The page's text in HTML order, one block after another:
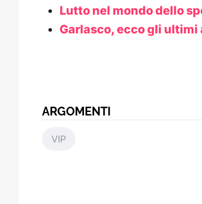
Lutto nel mondo dello
Garlasco, ecco gli
ARGOMENTI
VIP